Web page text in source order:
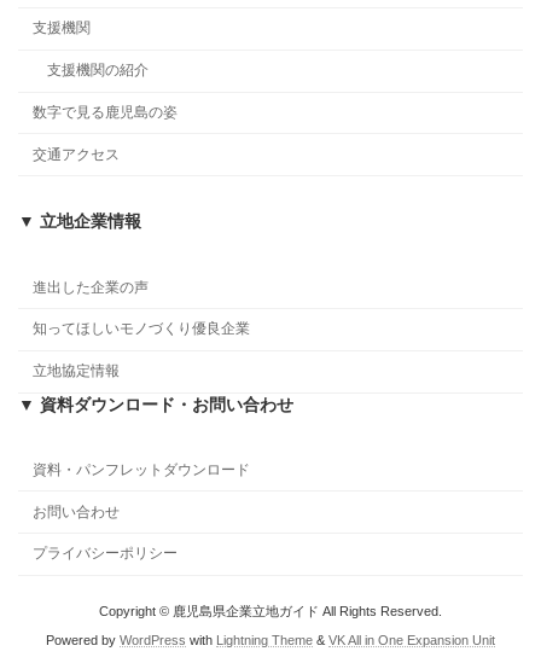
支援機関
支援機関の紹介
数字で見る鹿児島の姿
交通アクセス
▼ 立地企業情報
進出した企業の声
知ってほしいモノづくり優良企業
立地協定情報
▼ 資料ダウンロード・お問い合わせ
資料・パンフレットダウンロード
お問い合わせ
プライバシーポリシー
Copyright © 鹿児島県企業立地ガイド All Rights Reserved.
Powered by WordPress with Lightning Theme & VK All in One Expansion Unit